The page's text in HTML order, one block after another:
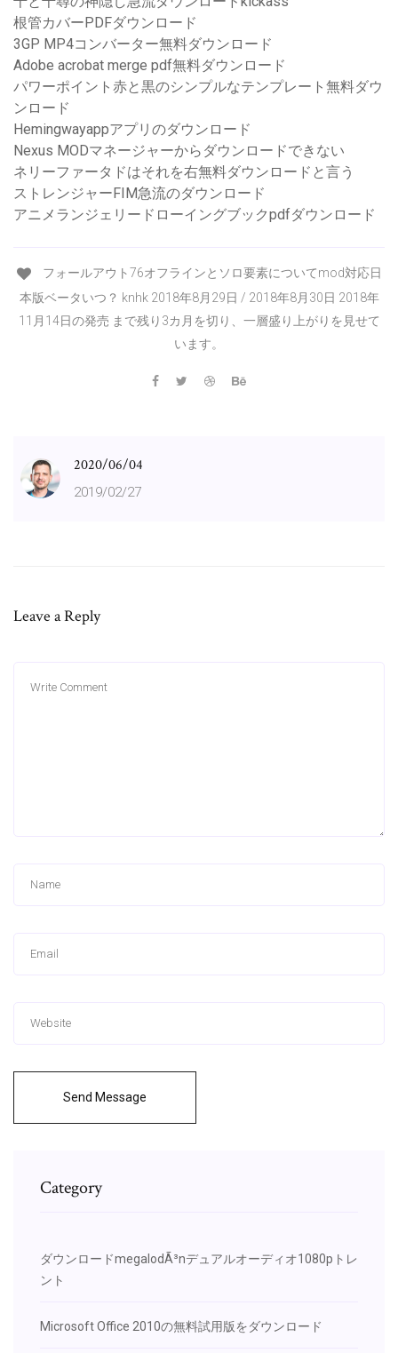
根管カバーPDFダウンロード
3GP MP4コンバーター無料ダウンロード
Adobe acrobat merge pdf無料ダウンロード
パワーポイント赤と黒のシンプルなテンプレート無料ダウ
ンロード
Hemingwayappアプリのダウンロード
Nexus MODマネージャーからダウンロードできない
ネリーファータドはそれを右無料ダウンロードと言う
ストレンジャーFIM急流のダウンロード
アニメランジェリードローイングブックpdfダウンロード
フォールアウト76オフラインとソロ要素についてmod対応日
本版ベータいつ？ knhk 2018年8月29日 / 2018年8月30日 2018年
11月14日の発売 まで残り3カ月を切り、一層盛り上がりを見せて
います。
2020/06/04
2019/02/27
Leave a Reply
Send Message
Category
ダウンロードmegalodÃ³nデュアルオーディオ1080pトレ
ント
Microsoft Office 2010の無料試用版をダウンロード